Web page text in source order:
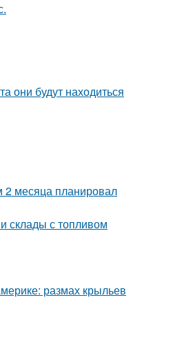
они будут находиться
2 месяца планировал
склады с топливом
размах крыльев